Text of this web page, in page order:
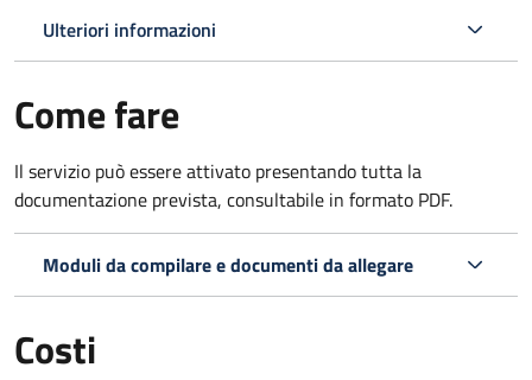
Ulteriori informazioni
Come fare
Il servizio può essere attivato presentando tutta la
documentazione prevista, consultabile in formato PDF.
Moduli da compilare e documenti da allegare
Costi